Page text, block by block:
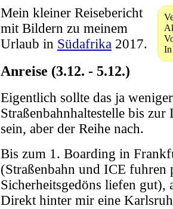
Mein kleiner Reisebericht
mit Bildern zu meinem
Urlaub in Südafrika 2017.
Anreise (3.12. - 5.12.)
Eigentlich sollte das ja
Straßenbahnhaltestelle bis
sein, aber der Reihe nach.
Bis zum 1. Boarding in
(Straßenbahn und ICE
Sicherheitsgedöns liefen gut),
Direkt hinter mir eine